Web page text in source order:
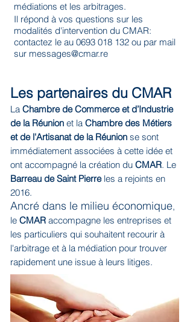
médiations et les arbitrages.
Il répond à vos questions sur les
modalités d'intervention du CMAR:
contactez le au 0693 018 132 ou par mail
sur messages@cmar.re
Les partenaires du CMAR
La Chambre de Commerce et d’Industrie
de la Réunion et la Chambre des Métiers
et de l'Artisanat de la Réunion se sont
immédiatement associées à cette idée et
ont accompagné la création du CMAR. Le
Barreau de Saint Pierreles a rejoints en
2016.
Ancré dans le milieu économique,
le CMAR accompagne les entreprises et
les particuliers qui souhaitent recourir à
l'arbitrage et à la médiation pour trouver
rapidement une issue à leurs litiges.